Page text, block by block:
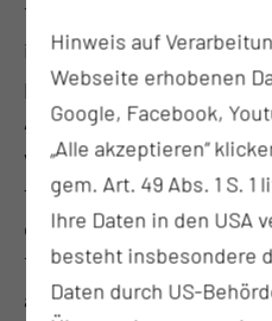
Traumazentrum ist dabei
interdisziplinären
plastisch-rekonstruktiven
Akutphase (außer
von Unfall- oder
freiliegenden Bereichen
orthopädischer
Transplantationschirurgie
angeboten. Im Einzelnen
Hinweis auf
Webseite erhobenen
Google, Facebook,
„Alle akzeptieren“
gem. Art. 49 Abs. 1 S. 1
Ihre Daten in den USA
besteht insbesondere
Daten durch US-